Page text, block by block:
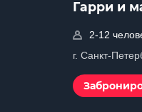
Гарри и
2-12
г. Санкт-